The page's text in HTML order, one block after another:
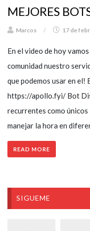
MEJORES
Marcos / 17 de
En el video de hoy
comunidad nuestro
que podemos usar en
https://apollo.fyi/ Bot
recurrentes como
manejar la hora en
READ MORE
SIGUEME